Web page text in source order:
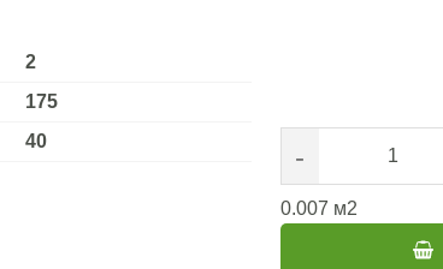
2
175
40 -
0.007 м2